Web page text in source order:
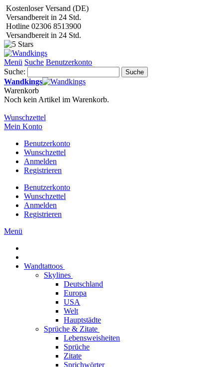
Kostenloser Versand (DE)
Versandbereit in 24 Std.
Hotline 02306 8513900
Versandbereit in 24 Std.
Menü Suche Benutzerkonto
Suche:
Suche
Wandkings
Warenkorb
Noch kein Artikel im Warenkorb.
Wunschzettel
Mein Konto
Benutzerkonto
Wunschzettel
Anmelden
Registrieren
Benutzerkonto
Wunschzettel
Anmelden
Registrieren
Menü
Wandtattoos
Skylines
Deutschland
Europa
USA
Welt
Hauptstädte
Sprüche & Zitate
Lebensweisheiten
Sprüche
Zitate
Sprichwörter